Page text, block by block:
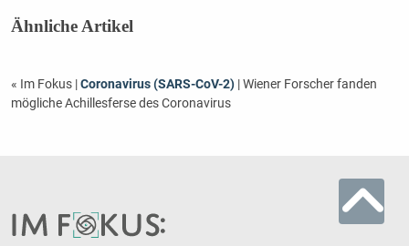
Ähnliche Artikel
« Im Fokus |Coronavirus (SARS-CoV-2)| Wiener Forscher fanden
mögliche Achillesferse des Coronavirus